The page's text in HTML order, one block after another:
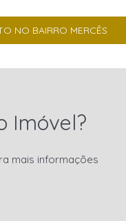
NO BAIRRO MERCÊS
Imóvel?
mais informações